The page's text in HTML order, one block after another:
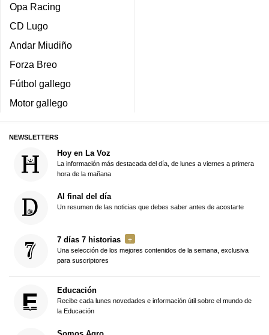
Opa Racing
CD Lugo
Andar Miudiño
Forza Breo
Fútbol gallego
Motor gallego
NEWSLETTERS
Hoy en La Voz
La información más destacada del día, de lunes a viernes a primera
hora de la mañana
Al final del día
Un resumen de las noticias que debes saber antes de acostarte
7 días 7 historias
Una selección de los mejores contenidos de la semana, exclusiva
para suscriptores
Educación
Recibe cada lunes novedades e información útil sobre el mundo de
la Educación